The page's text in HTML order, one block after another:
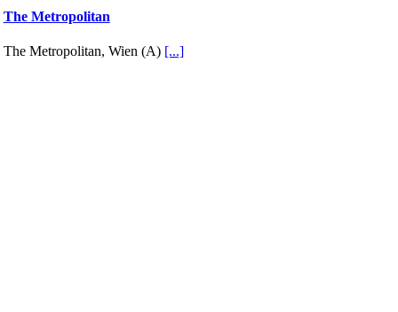
The Metropolitan
The Metropolitan, Wien (A) [...]